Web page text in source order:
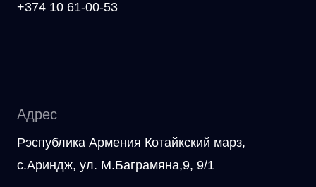
+374 10 61-00-53
Адрес
Рэспублика Армения Котайкский марз,
с.Ариндж, ул. М.Баграмяна,9, 9/1